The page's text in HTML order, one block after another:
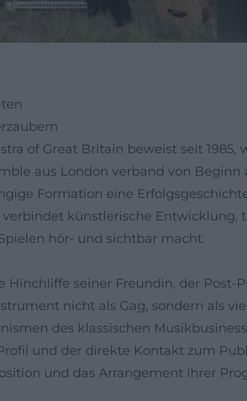
of Great Britain beweist seit 1985,
aus London verband von
Formation eine
künstlerische Entwicklung,
hör- und sichtbar macht.
seiner Freundin, der Post-
nicht als Gag, sondern als
des klassischen
und der direkte Kontakt zum
und das Arrangement ihrer